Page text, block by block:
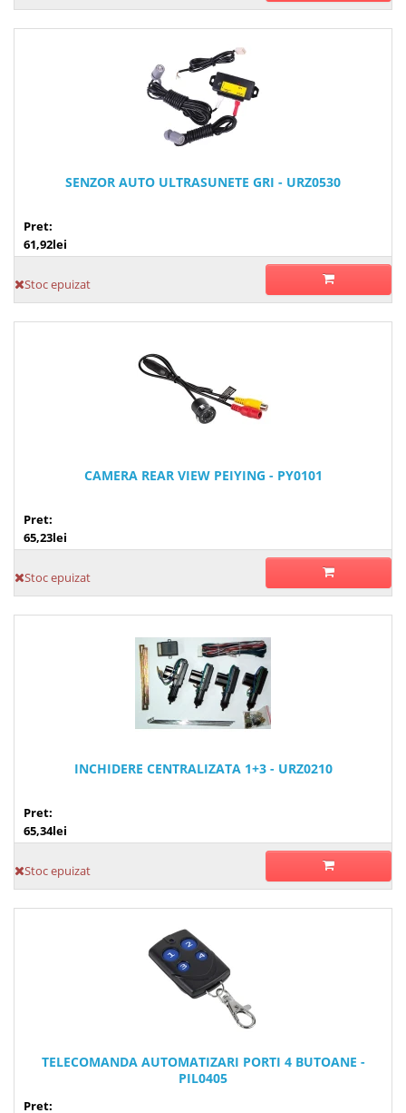
SENZOR AUTO ULTRASUNETE GRI - URZ0530
Pret:
61,92lei
Stoc epuizat
CAMERA REAR VIEW PEIYING - PY0101
Pret:
65,23lei
Stoc epuizat
INCHIDERE CENTRALIZATA 1+3 - URZ0210
Pret:
65,34lei
Stoc epuizat
TELECOMANDA AUTOMATIZARI PORTI 4 BUTOANE -
PIL0405
Pret: